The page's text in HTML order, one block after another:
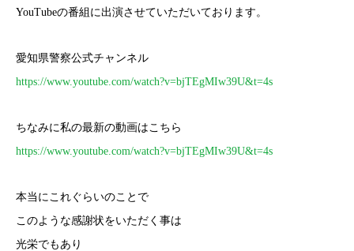
YouTubeの番組に出演させていただいております。
愛知県警察公式チャンネル
https://www.youtube.com/watch?v=bjTEgMIw39U&t=4s
ちなみに私の最新の動画はこちら
https://www.youtube.com/watch?v=bjTEgMIw39U&t=4s
本当にこれぐらいのことで
このような感謝状をいただく事は
光栄でもあり